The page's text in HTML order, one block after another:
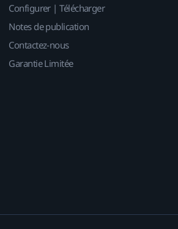
Configurer | Télécharger
Notes de publication
Contactez-nous
Garantie Limitée